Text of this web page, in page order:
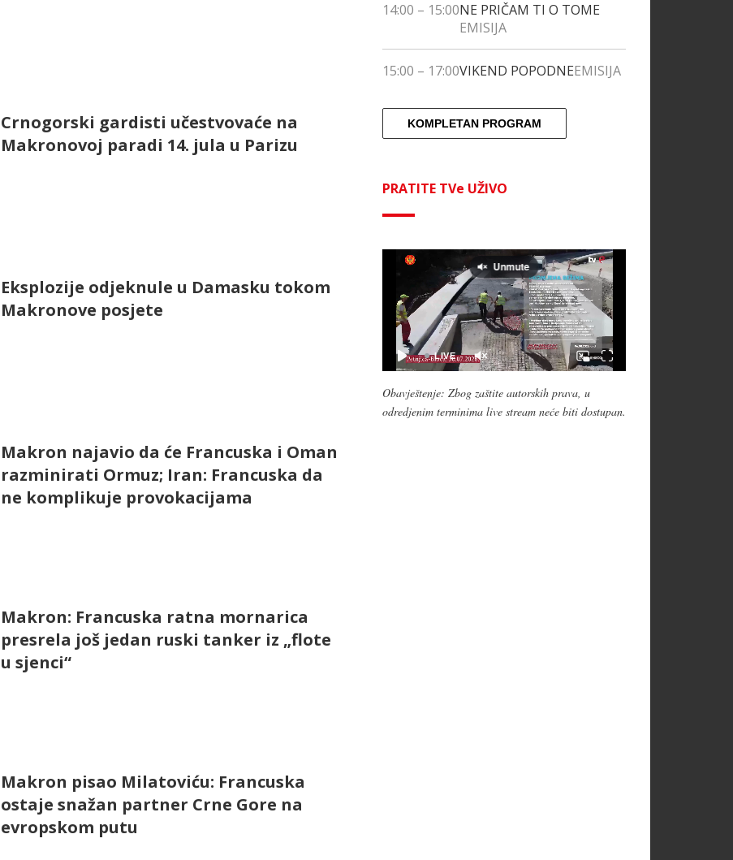
Crnogorski gardisti učestvovaće na
Makronovoj paradi 14. jula u Parizu
Eksplozije odjeknule u Damasku tokom
Makronove posjete
Makron najavio da će Francuska i Oman
razminirati Ormuz; Iran: Francuska da
ne komplikuje provokacijama
Makron: Francuska ratna mornarica
presrela još jedan ruski tanker iz „flote
u sjenci“
Makron pisao Milatoviću: Francuska
ostaje snažan partner Crne Gore na
evropskom putu
14:00 – 15:00NE PRIČAM TI O TOME
EMISIJA
15:00 – 17:00VIKEND POPODNEEMISIJA
KOMPLETAN PROGRAM
PRATITE TVe UŽIVO
Obavještenje: Zbog zaštite autorskih prava, u
odredjenim terminima live stream neće biti dostupan.